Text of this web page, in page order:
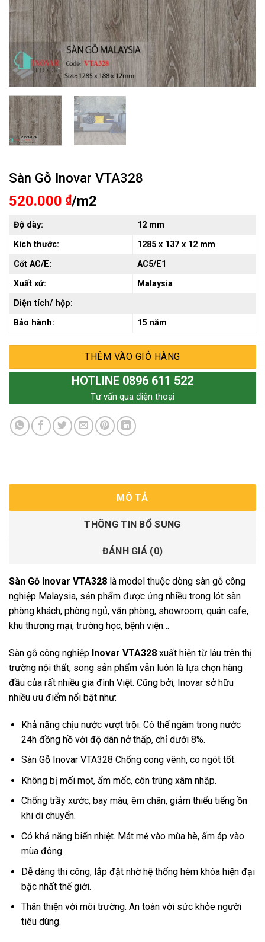
Sàn Gỗ Inovar VTA328
520.000 ₫/m2
Độ dày:
12 mm
Kích thước:
1285 x 137 x 12 mm
Cốt AC/E:
AC5/E1
Xuất xứ:
Malaysia
Diện tích/ hộp:
Bảo hành:
15 năm
THÊM VÀO GIỎ HÀNG
HOTLINE 0896 611 522
Tư vấn qua điện thoại
MÔ TẢ
THÔNG TIN BỔ SUNG
ĐÁNH GIÁ (0)
Sàn Gỗ Inovar VTA328 là model thuộc dòng sàn gỗ công
nghiệp Malaysia, sản phẩm được ứng nhiều trong lót sàn
phòng khách, phòng ngủ, văn phòng, showroom, quán cafe,
khu thương mại, trường học, bệnh viện…
Sàn gỗ công nghiệp Inovar VTA328 xuất hiện từ lâu trên thị
trường nội thất, song sản phẩm vẫn luôn là lựa chọn hàng
đầu của rất nhiều gia đình Việt. Cũng bởi, Inovar sở hữu
nhiều ưu điểm nổi bật như:
Khả năng chịu nước vượt trội. Có thể ngâm trong nước
24h đồng hồ với độ dãn nở thấp, chỉ dưới 8%.
Sàn Gỗ Inovar VTA328 Chống cong vênh, co ngót tốt.
Không bị mối mọt, ẩm mốc, côn trùng xâm nhập.
Chống trầy xước, bay màu, êm chân, giảm thiểu tiếng ồn
khi di chuyển.
Có khả năng biến nhiệt. Mát mẻ vào mùa hè, ấm áp vào
mùa đông.
Dễ dàng thi công, lắp đặt nhờ hệ thống hèm khóa hiện đại
bậc nhất thế giới.
Thân thiện với môi trường. An toàn với sức khỏe người
tiêu dùng.